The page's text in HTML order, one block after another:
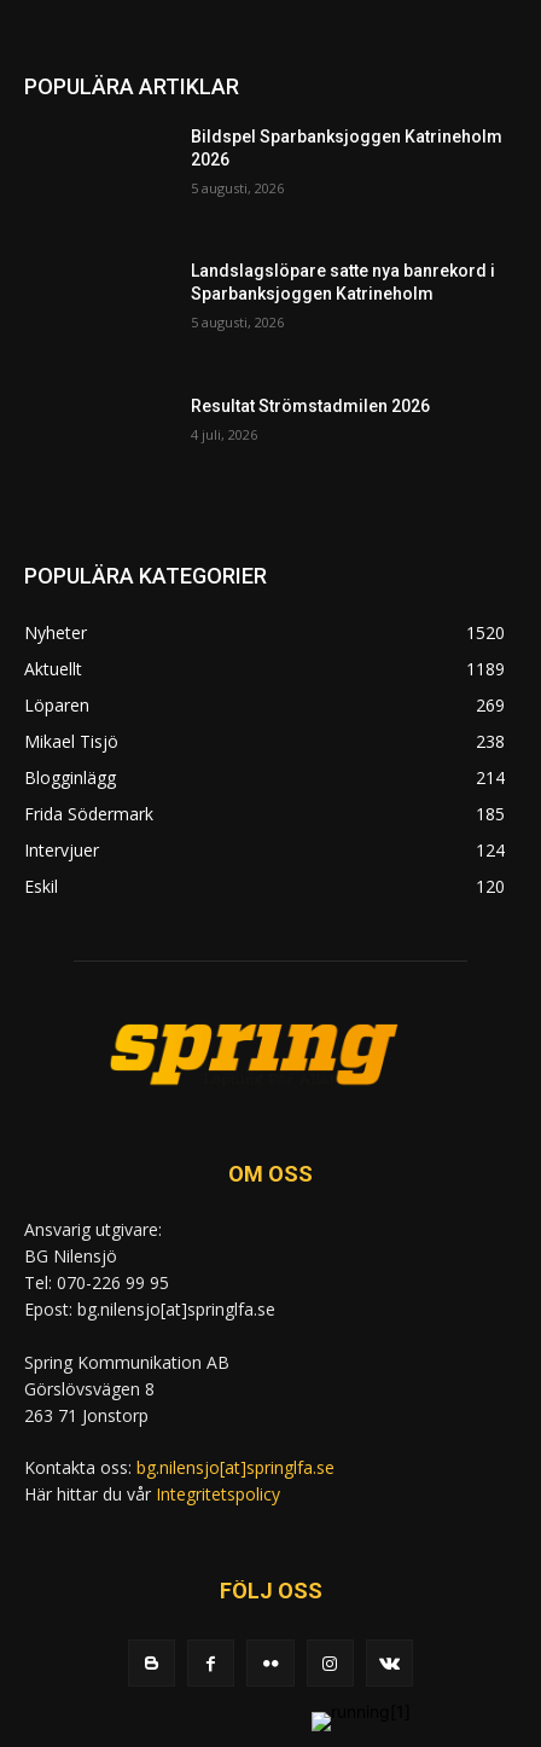
POPULÄRA ARTIKLAR
Bildspel Sparbanksjoggen Katrineholm
2026
5 augusti, 2026
Landslagslöpare satte nya banrekord i
Sparbanksjoggen Katrineholm
5 augusti, 2026
Resultat Strömstadmilen 2026
4 juli, 2026
POPULÄRA KATEGORIER
Nyheter
1520
Aktuellt
1189
Löparen
269
Mikael Tisjö
238
Blogginlägg
214
Frida Södermark
185
Intervjuer
124
Eskil
120
OM OSS
Ansvarig utgivare:
BG Nilensjö
Tel: 070-226 99 95
Epost: bg.nilensjo[at]springlfa.se
Spring Kommunikation AB
Görslövsvägen 8
263 71 Jonstorp
Kontakta oss: bg.nilensjo[at]springlfa.se
Här hittar du vår Integritetspolicy
FÖLJ OSS